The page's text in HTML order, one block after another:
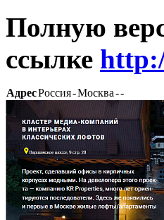
Полную
ссылке
АдресРоссия-Москва--